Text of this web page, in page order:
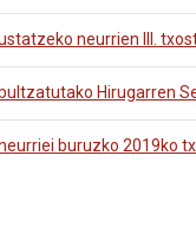
neurrien III.
Hirugarren
buruzko 2019ko